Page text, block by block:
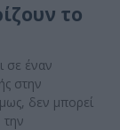
το
σε έναν
στην
δεν μπορεί
την